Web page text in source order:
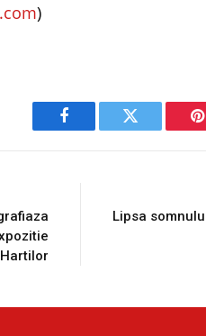
)
Facebook Twitter
Lipsa